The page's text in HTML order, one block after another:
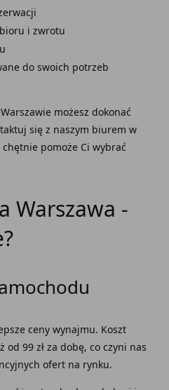
i zwrotu
do swoich potrzeb
możesz dokonać
się z naszym biurem w
pomoże Ci wybrać
Warszawa -
ceny wynajmu. Koszt
od 99 zł za dobę, co czyni nas
ofert na rynku.